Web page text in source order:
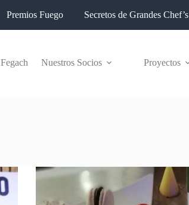
Premios Fuego Secretos de Grandes Chef’s
Fegach Nuestros Socios Proyectos